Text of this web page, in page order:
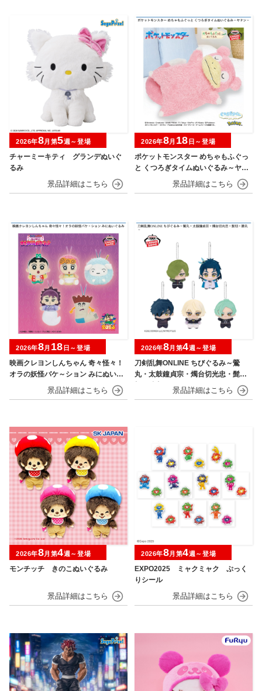
チャーミーキティ グランデぬいぐ
るみ
2026年8月第5週～登場
ポケットモンスター めちゃもふぐっ
と くつろぎタイムぬいぐるみ～ヤド
2026年8月 18 日～登場
映画クレヨンしんちゃん 奇々怪々！
オラの妖怪バケ～ション みにぬいぐ
2026年8月 18 日～登場
刀剣乱舞ONLINE ちびぐるみ～鶯
丸・太鼓鐘貞宗・燭台切光忠・髭
2026年8月第4週～登場
モンチッチ きのこぬいぐるみ
2026年8月第4週～登場
EXPO2025 ミャクミャク ぷっく
りシール
2026年8月第4週～登場